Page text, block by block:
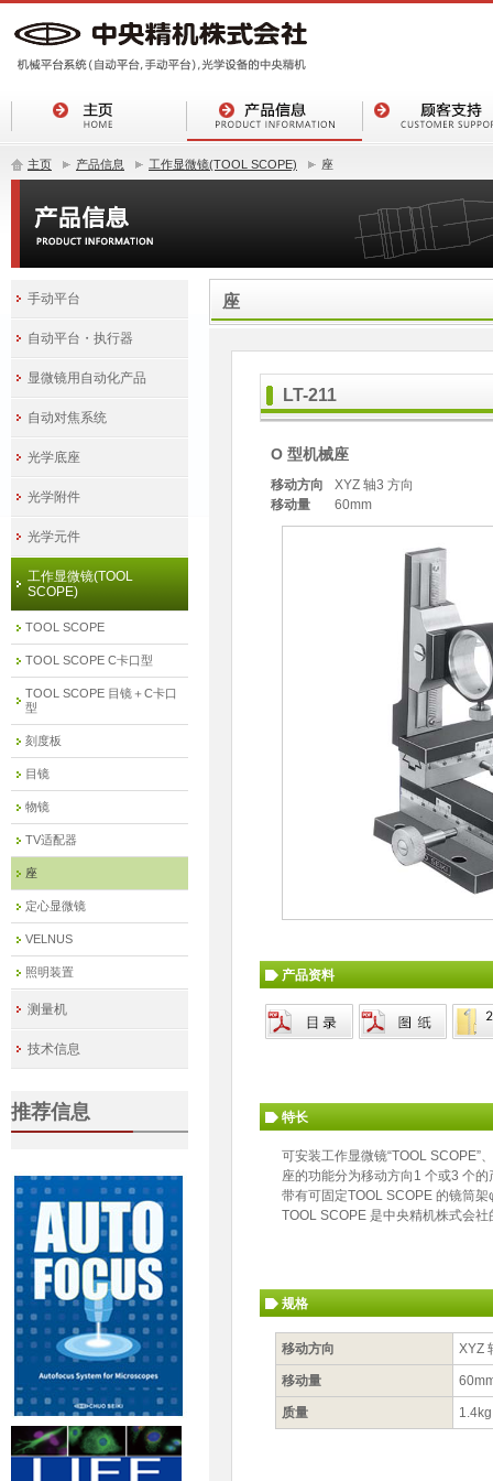
主页 产品信息 工作显微镜(TOOL SCOPE) 座
座
LT-211
O 型机械座
移动方向
XYZ 轴3 方向
移动量
60mm
产品资料
特长
可安装工作显微镜“TOOL SCOPE”
座的功能分为移动方向1 个或3 个
带有可固定TOOL SCOPE 的镜筒
TOOL SCOPE 是中央精机株式会社
规格
移动方向 XYZ
移动量
质量 1.4kg
手动平台
自动平台・执行器
显微镜用自动化产品
自动对焦系统
光学底座
光学附件
光学元件
工作显微镜(TOOL
SCOPE)
TOOL SCOPE
TOOL SCOPE C卡口型
TOOL SCOPE 目镜＋C卡口
型
刻度板
目镜
物镜
TV适配器
座
定心显微镜
VELNUS
照明装置
测量机
技术信息
推荐信息